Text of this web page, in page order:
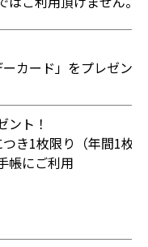
カード」をプレゼン
ント！
き1枚限り（年間1枚）
帳にご利用